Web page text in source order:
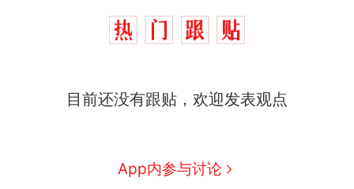
目前还没有跟贴，欢迎发表观点
App内参与讨论